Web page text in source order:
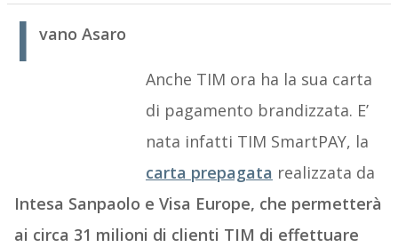
I vano Asaro
Anche TIM ora ha la sua carta
di pagamento brandizzata. E’
nata infatti TIM SmartPAY, la
carta prepagata realizzata da
Intesa Sanpaolo e Visa Europe, che permetterà
ai circa 31 milioni di clienti TIM di effettuare